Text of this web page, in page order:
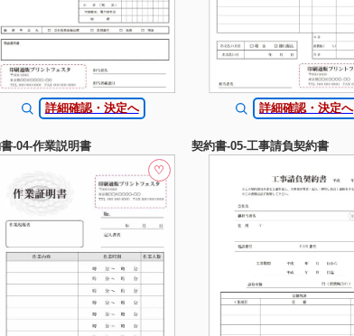
詳細確認・決定へ 詳細確認・決定へ
-04-作業説明書
♡
契約書-05-工事請負契約書